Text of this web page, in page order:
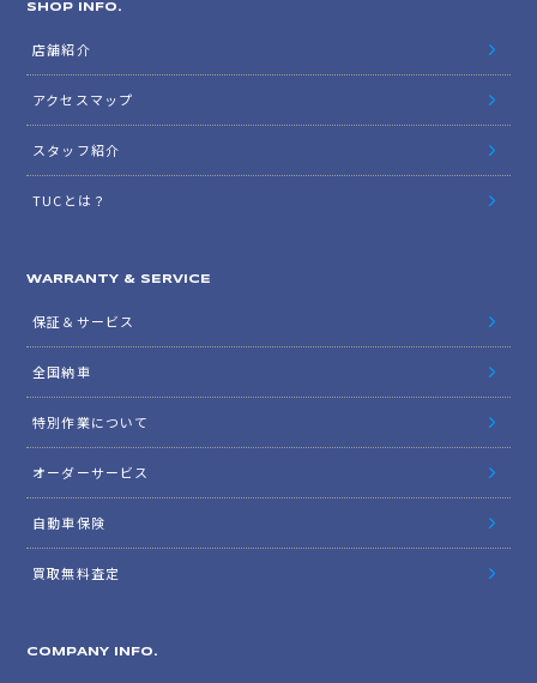
SHOP INFO.
店舗紹介
アクセスマップ
スタッフ紹介
TUCとは？
WARRANTY & SERVICE
保証＆サービス
全国納車
特別作業について
オーダーサービス
自動車保険
買取無料査定
COMPANY INFO.